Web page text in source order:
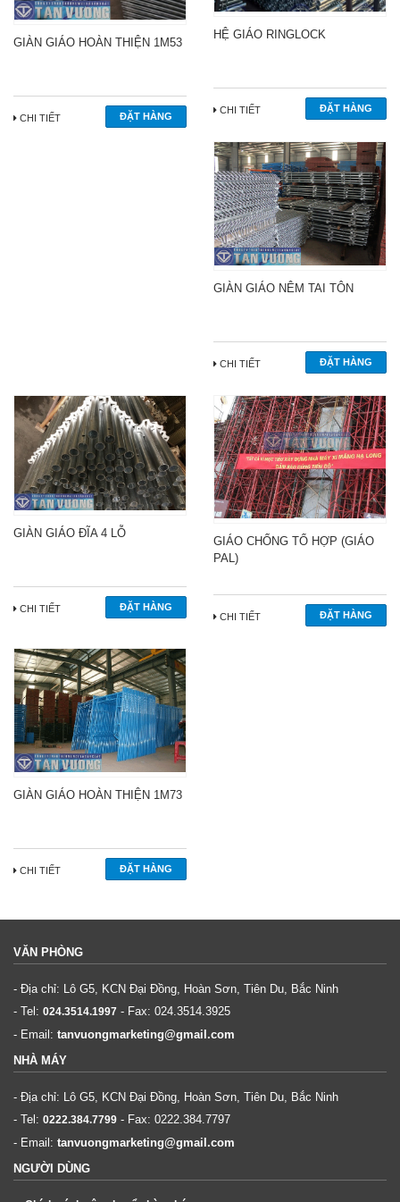
GIÀN GIÁO HOÀN THIỆN 1M53
CHI TIẾT
HỆ GIÁO RINGLOCK
CHI TIẾT
GIÀN GIÁO NÊM TAI TÔN
CHI TIẾT
GIÀN GIÁO ĐĨA 4 LỖ
CHI TIẾT
GIÁO CHỐNG TỔ HỢP (GIÁO
PAL)
CHI TIẾT
GIÀN GIÁO HOÀN THIỆN 1M73
CHI TIẾT
VĂN PHÒNG
- Địa chỉ: Lô G5, KCN Đại Đồng, Hoàn Sơn, Tiên Du, Bắc Ninh
- Tel: 024.3514.1997 - Fax: 024.3514.3925
- Email: tanvuongmarketing@gmail.com
NHÀ MÁY
- Địa chỉ: Lô G5, KCN Đại Đồng, Hoàn Sơn, Tiên Du, Bắc Ninh
- Tel: 0222.384.7799 - Fax: 0222.384.7797
- Email: tanvuongmarketing@gmail.com
NGƯỜI DÙNG